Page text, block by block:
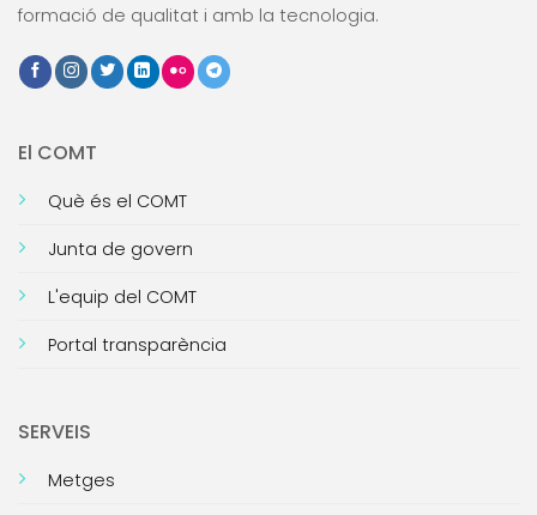
formació de qualitat i amb la tecnologia.
El COMT
Què és el COMT
Junta de govern
L'equip del COMT
Portal transparència
SERVEIS
Metges